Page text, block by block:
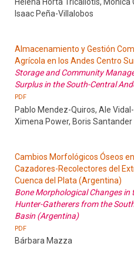
Isaac Peña-Villalobos
Almacenamiento y Gestión
Agrícola en los Andes Centro
Storage and Community
Surplus in the South-Central
PDF
Pablo Mendez-Quiros, Ale
Ximena Power, Boris
Cambios Morfológicos Óseos
Cazadores-Recolectores del
Cuenca del Plata (Argentina)
Bone Morphological Changes in
Hunter-Gatherers from the
Basin (Argentina)
PDF
Bárbara Mazza